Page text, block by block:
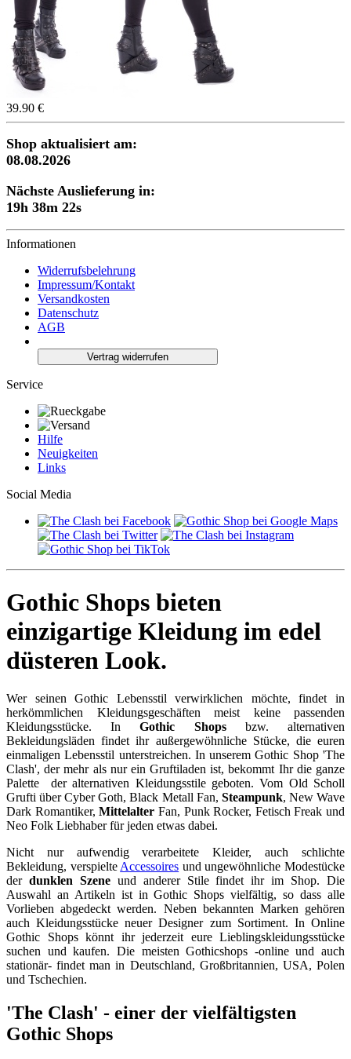
39.90 €
Shop aktualisiert am:
08.08.2026
Nächste Auslieferung in:
19h 38m 21s
Informationen
Widerrufsbelehrung
Impressum/Kontakt
Versandkosten
Datenschutz
AGB
Vertrag widerrufen
Service
Hilfe
Neuigkeiten
Links
Social Media
Gothic Shops bieten
einzigartige Kleidung im edel
düsteren Look.
Wer seinen Gothic Lebensstil verwirklichen möchte, findet in
herkömmlichen Kleidungsgeschäften meist keine passenden
Kleidungsstücke. InGothic Shopsbzw. alternativen
Bekleidungsläden findet ihr außergewöhnliche Stücke, die euren
einmaligen Lebensstil unterstreichen. In unserem Gothic Shop 'The
Clash', der mehr als nur ein Gruftiladen ist, bekommt Ihr die ganze
Palette der alternativen Kleidungsstile geboten. Vom Old Scholl
Grufti über Cyber Goth, Black Metall Fan, Steampunk, New Wave
Dark Romantiker,Mittelalter Fan, Punk Rocker, Fetisch Freak und
Neo Folk Liebhaber für jeden etwas dabei.
Nicht nur aufwendig verarbeitete Kleider, auch schlichte
Bekleidung, verspielte Accessoires und ungewöhnliche Modestücke
der dunklen Szeneund anderer Stile findet ihr im Shop. Die
Auswahl an Artikeln ist in Gothic Shops vielfältig, so dass alle
Vorlieben abgedeckt werden. Neben bekannten Marken gehören
auch Kleidungsstücke neuer Designer zum Sortiment. In Online
Gothic Shops könnt ihr jederzeit eure Lieblingskleidungsstücke
suchen und kaufen. Die meisten Gothicshops -online und auch
stationär- findet man in Deutschland, Großbritannien, USA, Polen
und Tschechien.
'The Clash' - einer der vielfältigsten
Gothic Shops